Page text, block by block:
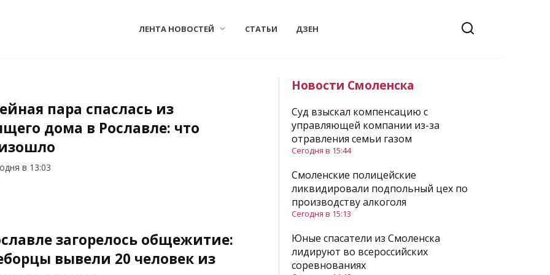
ЛЕНТА НОВОСТЕЙ СТАТЬИ ДЗЕН
пара спаслась из
дома в Рославле: что
в 13:03
загорелось общежитие:
вывели 20 человек из
Новости Смоленска
Суд взыскал компенсацию с
управляющей компании из-за
отравления семьи газом
Сегодня в 15:44
Смоленские полицейские
ликвидировали подпольный цех по
производству алкоголя
Сегодня в 15:13
Юные спасатели из Смоленска
лидируют во всероссийских
соревнованиях